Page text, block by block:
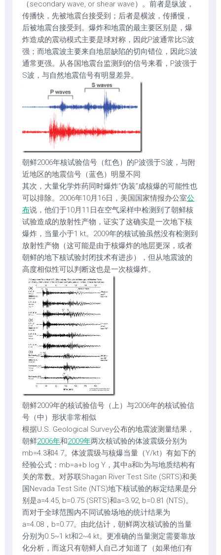
（secondary wave, or shear wave）。前者是纵波，
传播快，先被地震台接受到；后者是横波，传播慢，
后被地震台接受到。爆炸和地震的最主要区别是，爆
炸造成的震动模式主要是球对称，因此P波通常比S波
强；而地震波主要来自地层缺陷的切向错位，因此S波
通常更强。从各国地震台监测到的信号来看，P波强于
S波，与自然地震信号有明显差异。
朝鲜2006年核试验信号（红色）的P波强于S波，与附
近地区的地震信号（蓝色）明显不同
其次，大量化学炸药同时爆炸“伪装”成核爆的可能性也
可以排除。2006年10月16日，美国国家情报办公室公
布说，他们于10月11日在空气采样中检测到了朝鲜核
试验造成的放射性产物，证实了这确实是一次地下核
爆炸，当量小于1 kt。2009年的核试验虽然没有检测到
放射性产物（这可能是由于核爆炸的地层更深，或者
朝鲜的地下核试验封闭技术有进步），但从地震波的
高度相似性可以判断这也是一次核爆炸。
朝鲜2009年的核试验信号（上）与2006年的核试验信
号（中）形状非常相似
根据U.S. Geological Survey公布的地震波测量结果，
朝鲜2006年和2009年两次核试验的体波震级分别为
mb=4.3和4.7。体波震级与核爆当量（Y/kt）有如下的
经验公式：mb=a+b log Y，其中a和b为与地质结构有
关的常数。对苏联Shagan River Test Site (SRTS)和美
国Nevada Test Site (NTS)地下核试验的标定结果是分
别是a=4.45, b=0.75 (SRTS)和a=3.92, b=0.81 (NTS)。
而对于全球范围内不同试验场地的统计结果为
a=4.08，b=0.77。由此估计，朝鲜两次核试验的当量
分别为0.5~1 kt和2~4 kt。更准确的当量测定需要靠放
化分析，而这只有朝鲜人自己才知道了（如果他们有